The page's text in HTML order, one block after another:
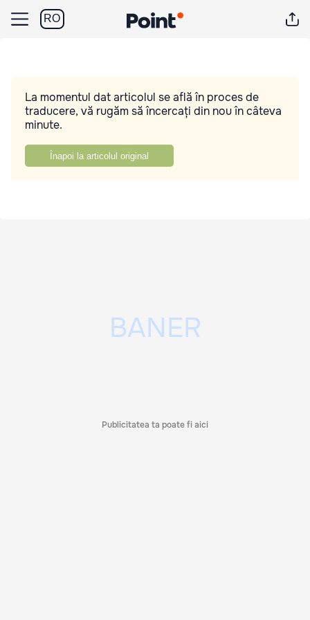
RO
La momentul dat articolul se află în proces de
traducere, vă rugăm să încercați din nou în câteva
minute.
Înapoi la articolul original
Publicitatea ta poate fi aici